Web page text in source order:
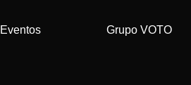
Eventos Grupo VOTO